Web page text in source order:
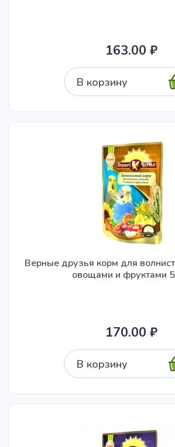
163.00 ₽
В корзину
Верные друзья корм для
овощами и фруктами
170.00 ₽
В корзину